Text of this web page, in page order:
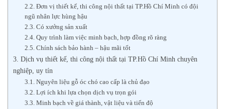
2.2. Đơn vị thiết kế, thi công nội thất tại TP.Hồ Chí Minh có đội
ngũ nhân lực hùng hậu
2.3. Có xưởng sản xuất
2.4. Quy trình làm việc minh bạch, hợp đồng rõ ràng
2.5. Chính sách bảo hành – hậu mãi tốt
3. Dịch vụ thiết kế, thi công nội thất tại TP.Hồ Chí Minh chuyên
nghiệp, uy tín
3.1. Nguyên liệu gỗ óc chó cao cấp là chủ đạo
3.2. Lợi ích khi lựa chọn dịch vụ trọn gói
3.3. Minh bạch về giá thành, vật liệu và tiến độ